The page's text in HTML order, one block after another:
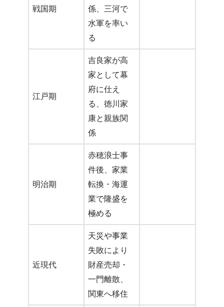
戦国期
係、三河で
水軍を率い
る
江戸期
吉良家が高
家として幕
府に仕え
る、徳川家
康と親族関
係
明治期
赤穂浪士事
件後、家業
転換・海運
業で隆盛を
極める
近現代
天災や事業
失敗により
財産売却・
一門離散、
関東へ移住